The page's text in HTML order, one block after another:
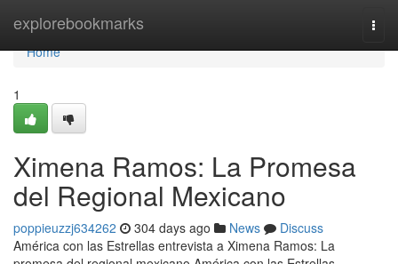
explorebookmarks
Home
Home
1
Ximena Ramos: La Promesa
del Regional Mexicano
poppieuzzj634262 304 days ago News
Discuss
América con las Estrellas entrevista a Ximena Ramos: La